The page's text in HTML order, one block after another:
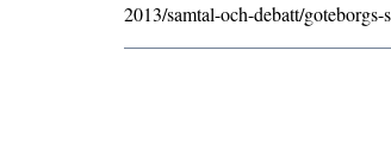
2013/samtal-och-debatt/